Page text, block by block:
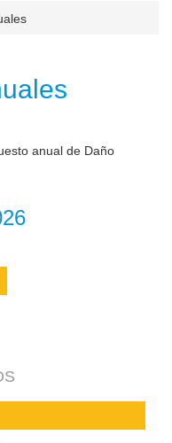
anual de Daño